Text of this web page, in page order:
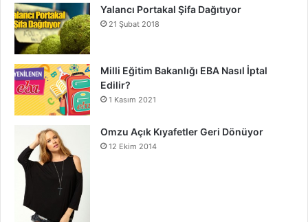
Yalancı Portakal Şifa Dağıtıyor
21 Şubat 2018
Milli Eğitim Bakanlığı EBA Nasıl İptal
Edilir?
1 Kasım 2021
Omzu Açık Kıyafetler Geri Dönüyor
12 Ekim 2014